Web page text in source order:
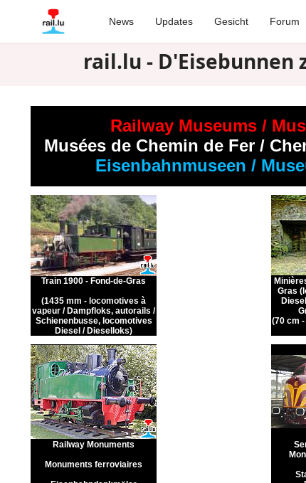
News Updates Gesicht Forum
rail.lu - D'Eisebunnen